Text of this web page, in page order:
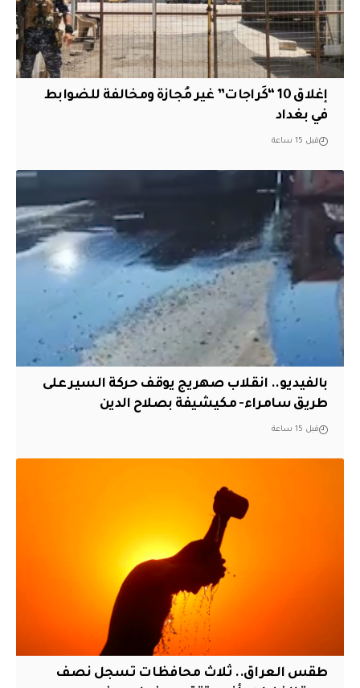
إغلاق 10 “كَراجات” غير مُجازة ومخالفة للضوابط
في بغداد
قبل 15 ساعة
بالفيديو.. انقلاب صهريج يوقف حركة السير على
طريق سامراء- مكيشيفة بصلاح الدين
قبل 15 ساعة
طقس العراق.. ثلاث محافظات تسجل نصف